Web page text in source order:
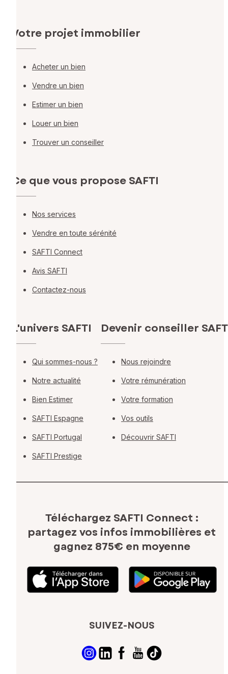
Votre projet immobilier
Acheter un bien
Vendre un bien
Estimer un bien
Louer un bien
Trouver un conseiller
Ce que vous propose SAFTI
Nos services
Vendre en toute sérénité
SAFTI Connect
Avis SAFTI
Contactez-nous
L'univers SAFTI
Qui sommes-nous ?
Notre actualité
Bien Estimer
SAFTI Espagne
SAFTI Portugal
SAFTI Prestige
Devenir conseiller
Nous rejoindre
Votre rémunération
Votre formation
Vos outils
Découvrir SAFTI
Téléchargez SAFTI Connect :
partagez vos infos immobilières et
gagnez 875€ en moyenne
SUIVEZ-NOUS